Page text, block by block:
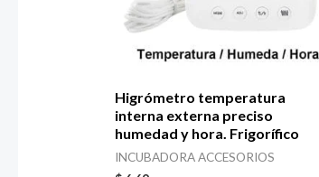
Higrómetro temperatura
interna externa preciso
humedad y hora. Frigorífico
INCUBADORA ACCESORIOS